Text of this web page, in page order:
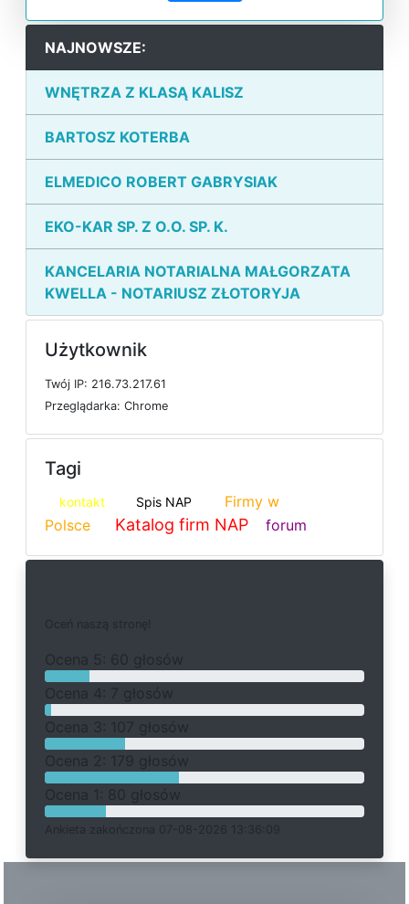
NAJNOWSZE:
WNĘTRZA Z KLASĄ KALISZ
BARTOSZ KOTERBA
ELMEDICO ROBERT GABRYSIAK
EKO-KAR SP. Z O.O. SP. K.
KANCELARIA NOTARIALNA MAŁGORZATA
KWELLA - NOTARIUSZ ZŁOTORYJA
Użytkownik
Twój IP: 216.73.217.61
Przeglądarka: Chrome
Tagi
kontakt Spis NAP
Firmy w
Polsce
Katalog firm NAP forum
a ą
O
a 5: 60 głosów
O
a 4: 7 głosów
O
a 3: 107 głosów
O
a 2: 179 głosów
O
a 1: 80 głosów
Ankieta a a 07-08-2026 13:36:09